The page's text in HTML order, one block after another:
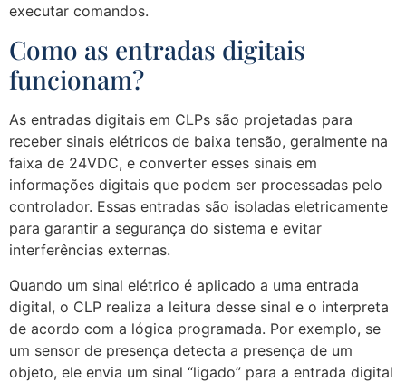
executar comandos.
Como as entradas digitais
funcionam?
As entradas digitais em CLPs são projetadas para
receber sinais elétricos de baixa tensão, geralmente na
faixa de 24VDC, e converter esses sinais em
informações digitais que podem ser processadas pelo
controlador. Essas entradas são isoladas eletricamente
para garantir a segurança do sistema e evitar
interferências externas.
Quando um sinal elétrico é aplicado a uma entrada
digital, o CLP realiza a leitura desse sinal e o interpreta
de acordo com a lógica programada. Por exemplo, se
um sensor de presença detecta a presença de um
objeto, ele envia um sinal “ligado” para a entrada digital